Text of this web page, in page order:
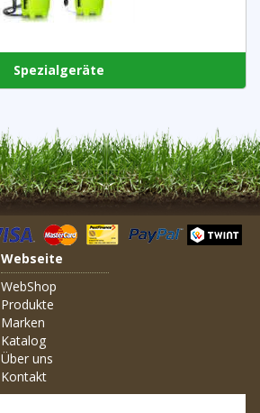
Spezialgeräte
Webseite
WebShop
Produkte
Marken
Katalog
Über uns
Kontakt
Allgemein